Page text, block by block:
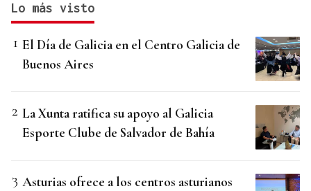
Lo más visto
El Día de Galicia en el Centro Galicia de
Buenos Aires
La Xunta ratifica su apoyo al Galicia
Esporte Clube de Salvador de Bahía
Asturias ofrece a los centros asturianos